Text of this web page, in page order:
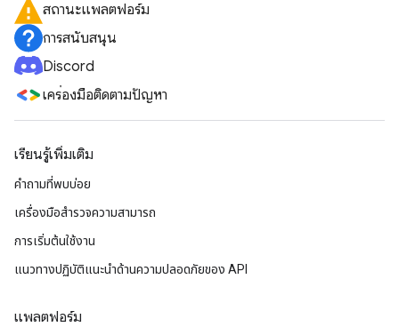
สถานะแพลตฟอร์ม
การสนับสนุน
Discord
เครื่องมือติดตามปัญหา
เรียนรู้เพิ่มเติม
คำถามที่พบบ่อย
เครื่องมือสำรวจความสามารถ
การเริ่มต้นใช้งาน
แนวทางปฏิบัติแนะนําด้านความปลอดภัยของ API
แพลตฟอร์ม